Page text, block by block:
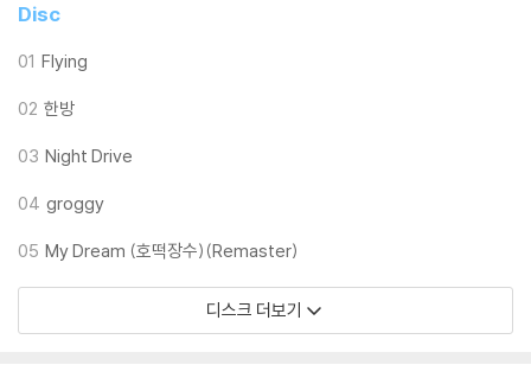
All Songs arranged by Band The May(밴드메이)
Instruments played by Band The May(밴드메이)
김유석 Vocals, A.Guitar & Harmonica,
조백현 Bass, Vocal(6)
이대로 Guitar
Disc
01 Flying
02 한방
03 Night Drive
04 groggy
05 My Dream (호떡장수)(Remaster)
디스크 더보기